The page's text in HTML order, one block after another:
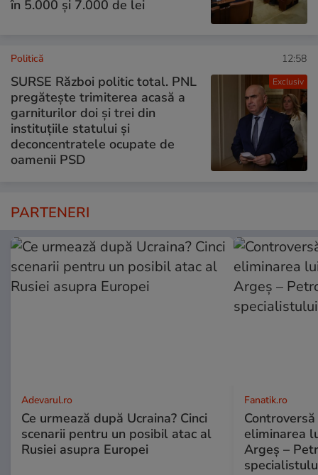
în 5.000 și 7.000 de lei
Exclusiv
Politică 12:58
SURSE Război politic total. PNL
pregătește trimiterea acasă a
garniturilor doi și trei din
instituțiile statului și
deconcentratele ocupate de
oamenii PSD
PARTENERI
Adevarul.ro
Ce urmează după Ucraina? Cinci
scenarii pentru un posibil atac al
Rusiei asupra Europei
Fanatik.ro
eliminarea
Argeș –